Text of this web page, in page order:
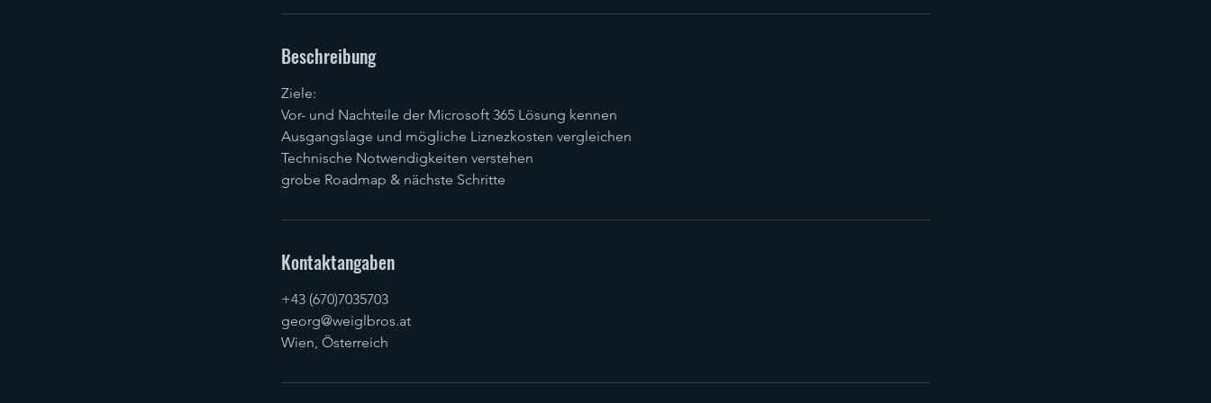
Beschreibung
Ziele:
Vor- und Nachteile der Microsoft 365 Lösung kennen
Ausgangslage und mögliche Liznezkosten vergleichen
Technische Notwendigkeiten verstehen
grobe Roadmap & nächste Schritte
Kontaktangaben
+43 (670)7035703
georg@weiglbros.at
Wien, Österreich